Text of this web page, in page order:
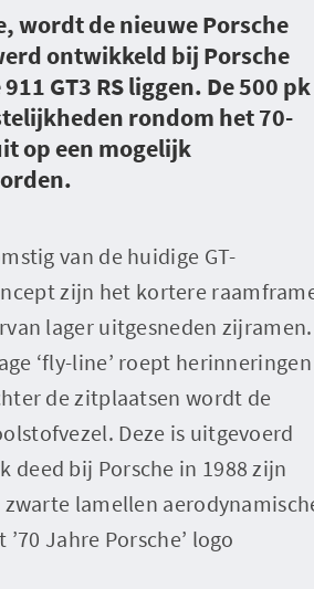
wordt de nieuwe Porsche
ontwikkeld bij Porsche
GT3 RS liggen. De 500 pk
rondom het 70-
op een mogelijk
van de huidige GT-
zijn het kortere
lager uitgesneden zijramen.
‘fly-line’ roept herinneringen
de zitplaatsen wordt de
Deze is uitgevoerd
bij Porsche in 1988 zijn
zwarte lamellen
Jahre Porsche’ logo